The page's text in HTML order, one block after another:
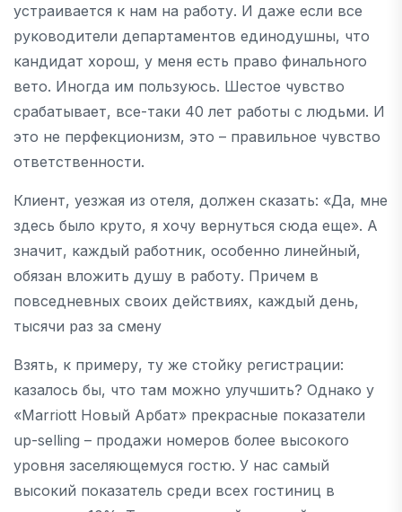
устраивается к нам на работу. И даже если все
руководители департаментов единодушны, что
кандидат хорош, у меня есть право финального
вето. Иногда им пользуюсь. Шестое чувство
срабатывает, все-таки 40 лет работы с людьми. И
это не перфекционизм, это – правильное чувство
ответственности.
Клиент, уезжая из отеля, должен сказать: «Да, мне
здесь было круто, я хочу вернуться сюда еще». А
значит, каждый работник, особенно линейный,
обязан вложить душу в работу. Причем в
повседневных своих действиях, каждый день,
тысячи раз за смену
Взять, к примеру, ту же стойку регистрации:
казалось бы, что там можно улучшить? Однако у
«Marriott Новый Арбат» прекрасные показатели
up-selling – продажи номеров более высокого
уровня заселяющемуся гостю. У нас самый
высокий показатель среди всех гостиниц в